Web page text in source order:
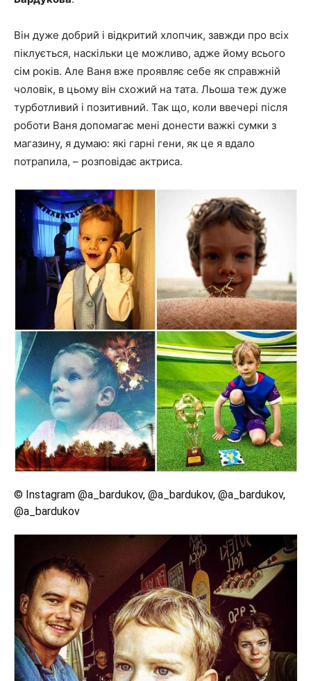
Він дуже добрий і відкритий хлопчик, завжди про всіх
піклується, наскільки це можливо, адже йому всього
сім років. Але Ваня вже проявляє себе як справжній
чоловік, в цьому він схожий на тата. Льоша теж дуже
турботливий і позитивний. Так що, коли ввечері після
роботи Ваня допомагає мені донести важкі сумки з
магазину, я думаю: які гарні гени, як це я вдало
потрапила, – розповідає актриса.
© Instagram @a_bardukov, @a_bardukov, @a_bardukov,
@a_bardukov